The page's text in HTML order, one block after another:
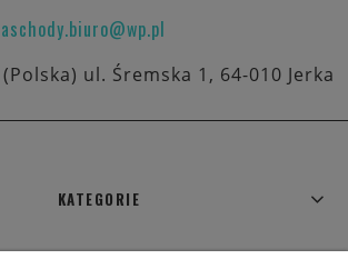
ul. Śremska 1, 64-010 Jerka
KATEGORIE